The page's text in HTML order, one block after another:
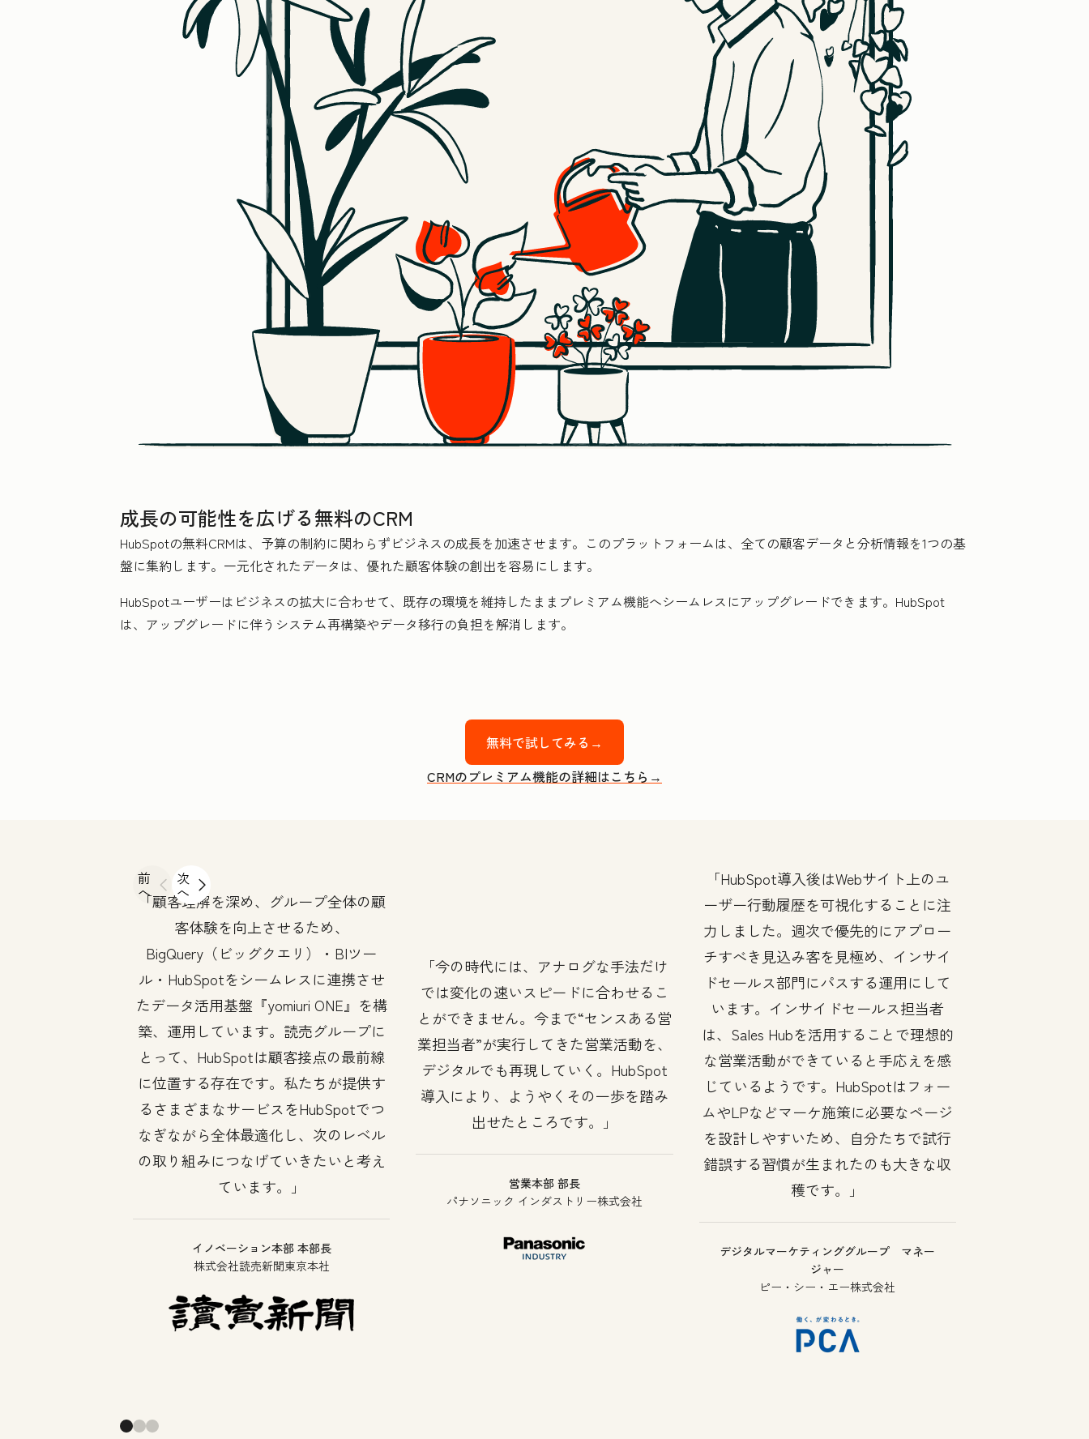
成長の可能性を広げる無料のCRM
HubSpotの無料CRMは、予算の制約に関わらずビジネスの成長を加速させます。このプラットフォームは、全ての顧客データと分析情報を1つの基
盤に集約します。一元化されたデータは、優れた顧客体験の創出を容易にします。
HubSpotユーザーはビジネスの拡大に合わせて、既存の環境を維持したままプレミアム機能へシームレスにアップグレードできます。HubSpot
は、アップグレードに伴うシステム再構築やデータ移行の負担を解消します。
無料で試してみる→
CRMのプレミアム機能の詳細はこちら→
前
へ
次
へ
顧客理解を深め、グループ全体の顧
客体験を向上させるため、
BigQuery（ビッグクエリ）・BIツー
ル・HubSpotをシームレスに連携させ
たデータ活用基盤『yomiuri ONE』を構
築、運用しています。読売グループに
とって、HubSpotは顧客接点の最前線
に位置する存在です。私たちが提供す
るさまざまなサービスをHubSpotでつ
なぎながら全体最適化し、次のレベル
の取り組みにつなげていきたいと考え
ています。
イノベーション本部 本部長
株式会社読売新聞東京本社
今の時代には、アナログな手法だけ
では変化の速いスピードに合わせるこ
とができません。今まで“センスある営
業担当者”が実行してきた営業活動を、
デジタルでも再現していく。HubSpot
導入により、ようやくその一歩を踏み
出せたところです。
営業本部 部長
パナソニック インダストリー株式会社
HubSpot導入後はWebサイト上のユ
ーザー行動履歴を可視化することに注
力しました。週次で優先的にアプロー
チすべき見込み客を見極め、インサイ
ドセールス部門にパスする運用にして
います。インサイドセールス担当者
は、Sales Hubを活用することで理想的
な営業活動ができていると手応えを感
じているようです。HubSpotはフォー
ムやLPなどマーケ施策に必要なページ
を設計しやすいため、自分たちで試行
錯誤する習慣が生まれたのも大きな収
穫です。
デジタルマーケティンググループ マネー
ジャー
ピー・シー・エー株式会社